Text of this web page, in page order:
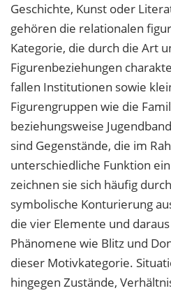
Geschichte, Kunst oder
gehören die relationalen
Kategorie, die durch die Art
Figurenbeziehungen
fallen Institutionen sowie
Figurengruppen wie die
beziehungsweise
sind Gegenstände, die im
unterschiedliche Funktion
zeichnen sie sich häufig
symbolische Konturierung
die vier Elemente und
Phänomene wie Blitz und
dieser Motivkategorie.
hingegen Zustände,